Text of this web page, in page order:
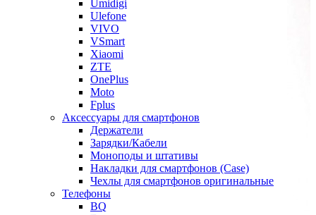
Umidigi
Ulefone
VIVO
VSmart
Xiaomi
ZTE
OnePlus
Moto
Fplus
Аксессуары для смартфонов
Держатели
Зарядки/Кабели
Моноподы и штативы
Накладки для смартфонов (Case)
Чехлы для смартфонов оригинальные
Телефоны
BQ